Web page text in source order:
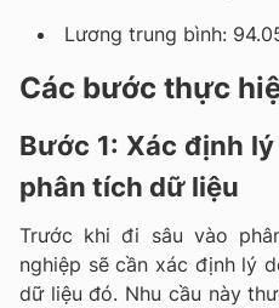
Lương trung bình:
Các bước thực
Bước 1: Xác định
phân tích dữ liệu
Trước khi đi sâu vào
nghiệp sẽ cần xác định lý
dữ liệu đó. Nhu cầu này